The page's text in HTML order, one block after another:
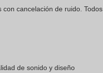
cancelación de ruido. Todos
de sonido y diseño